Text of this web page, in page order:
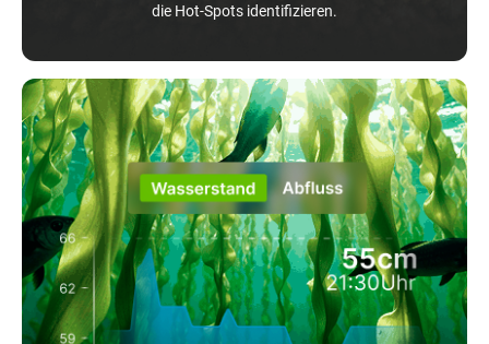
die Hot-Spots identifizieren.